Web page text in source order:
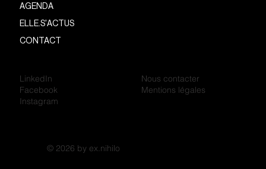
AGENDA
ELLE.S'ACTUS
CONTACT
Nous contacter
Mentions légales
LinkedIn
Facebook
Instagram
© 2026 by ex.nihilo